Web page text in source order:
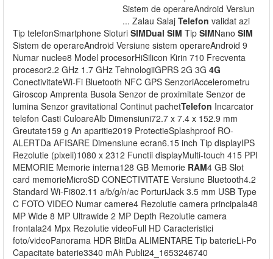
Sistem de operareAndroid Versiun
... Zalau Salaj Telefon validat azi
Tip telefonSmartphone Sloturi SIMDual SIM Tip SIMNano SIM
Sistem de operareAndroid Versiune sistem operareAndroid 9
Numar nuclee8 Model procesorHiSilicon Kirin 710 Frecventa
procesor2.2 GHz 1.7 GHz TehnologiiGPRS 2G 3G 4G
ConectivitateWi-Fi Bluetooth NFC GPS SenzoriAccelerometru
Giroscop Amprenta Busola Senzor de proximitate Senzor de
lumina Senzor gravitational Continut pachetTelefon Incarcator
telefon Casti CuloareAlb Dimensiuni72.7 x 7.4 x 152.9 mm
Greutate159 g An aparitie2019 ProtectieSplashproof RO-
ALERTDa AFISARE Dimensiune ecran6.15 inch Tip displayIPS
Rezolutie (pixeli)1080 x 2312 Functii displayMulti-touch 415 PPI
MEMORIE Memorie interna128 GB Memorie RAM4 GB Slot
card memorieMicroSD CONECTIVITATE Versiune Bluetooth4.2
Standard Wi-Fi802.11 a/b/g/n/ac PorturiJack 3.5 mm USB Type
C FOTO VIDEO Numar camere4 Rezolutie camera principala48
MP Wide 8 MP Ultrawide 2 MP Depth Rezolutie camera
frontala24 Mpx Rezolutie videoFull HD Caracteristici
foto/videoPanorama HDR BlitDa ALIMENTARE Tip baterieLi-Po
Capacitate baterie3340 mAh Publi24_1653246740